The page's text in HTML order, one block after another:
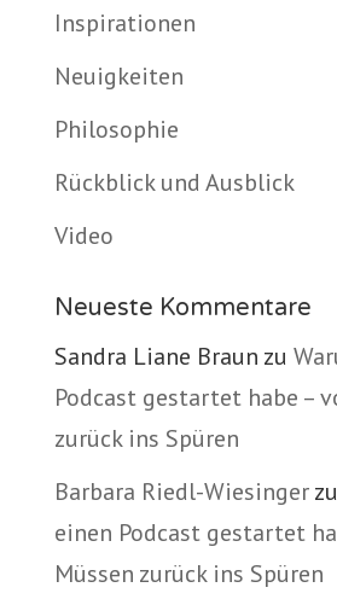
Inspirationen
Neuigkeiten
Philosophie
Rückblick und Ausblick
Video
Neueste Kommentare
Sandra Liane Braun zu
Podcast gestartet habe –
zurück ins Spüren
Barbara Riedl-Wiesingerzu
einen Podcast gestartet
Müssen zurück ins Spüren